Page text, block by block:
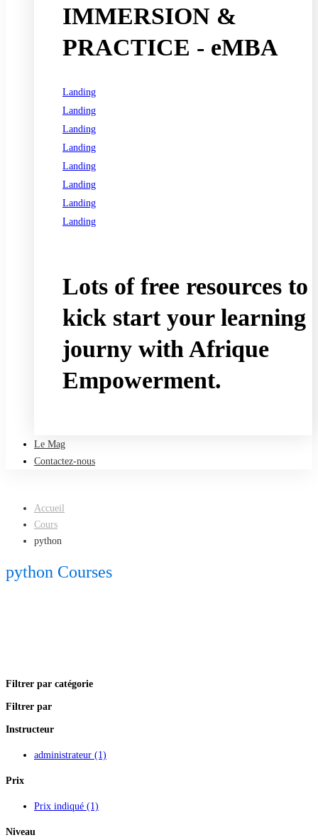
IMMERSION &
PRACTICE - eMBA
Landing
Landing
Landing
Landing
Landing
Landing
Landing
Landing
Lots of free resources to
kick start your learning
journy with Afrique
Empowerment.
Le Mag
Contactez-nous
Accueil
Cours
python
python Courses
Filtrer par catégorie
Filtrer par
Instructeur
administrateur (1)
Prix
Prix indiqué (1)
Niveau